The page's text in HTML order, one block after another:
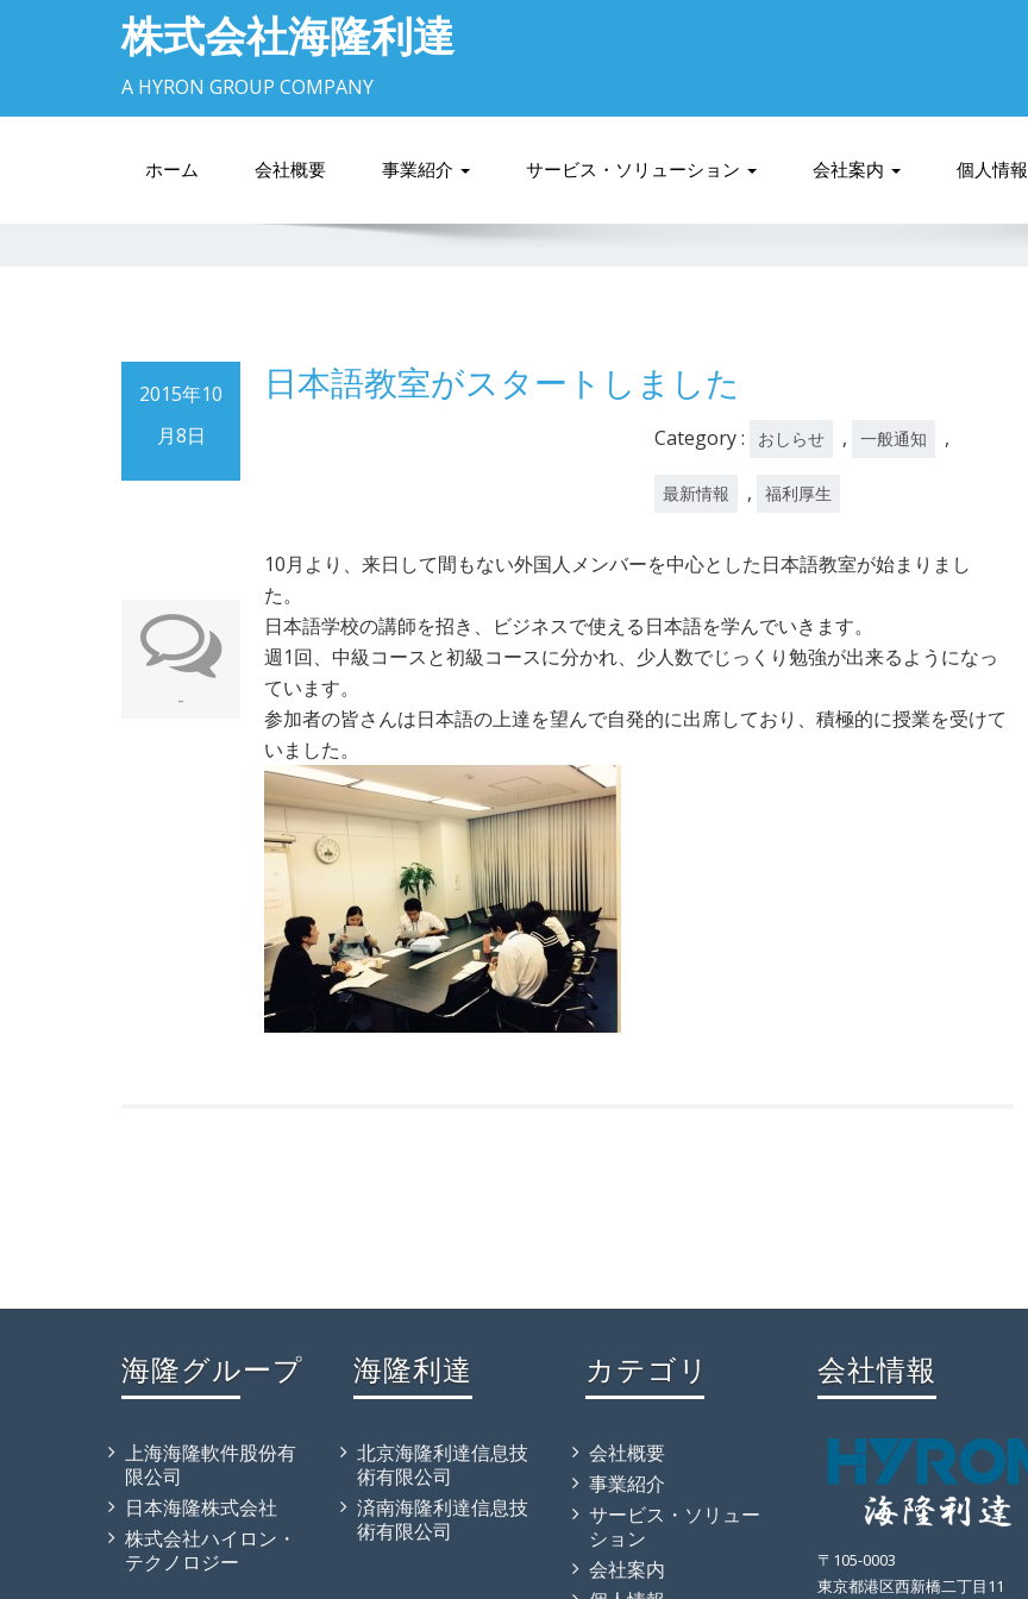
株式会社海隆利達
A HYRON GROUP COMPANY
ホーム 会社概要 事業紹介 サービス・ソリューション 会社案内 個人情報
2015年10
月8日
-
日本語教室がスタートしました
Category : おしらせ , 一般通知 ,
最新情報 , 福利厚生
10月より、来日して間もない外国人メンバーを中心とした日本語教室が始まりまし
た。
日本語学校の講師を招き、ビジネスで使える日本語を学んでいきます。
週1回、中級コースと初級コースに分かれ、少人数でじっくり勉強が出来るようになっ
ています。
参加者の皆さんは日本語の上達を望んで自発的に出席しており、積極的に授業を受けて
いました。
海隆グループ
上海海隆軟件股份有
限公司
日本海隆株式会社
株式会社ハイロン・
テクノロジー
海隆利達
北京海隆利達信息技
術有限公司
済南海隆利達信息技
術有限公司
カテゴリ
会社概要
事業紹介
サービス・ソリュー
ション
会社案内
会社情報
〒105-0003
東京都港区西新橋二丁目11